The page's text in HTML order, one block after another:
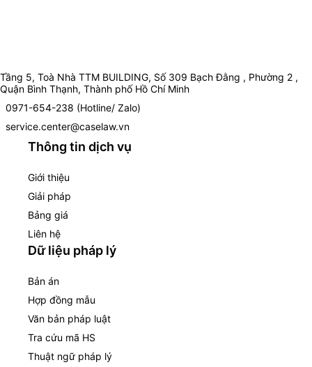
Tầng 5, Toà Nhà TTM BUILDING, Số 309 Bạch Đằng , Phường 2 ,
Quận Bình Thạnh, Thành phố Hồ Chí Minh
0971-654-238 (Hotline/ Zalo)
service.center@caselaw.vn
Thông tin dịch vụ
Giới thiệu
Giải pháp
Bảng giá
Liên hệ
Dữ liệu pháp lý
Bản án
Hợp đồng mẫu
Văn bản pháp luật
Tra cứu mã HS
Thuật ngữ pháp lý